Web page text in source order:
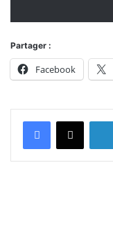
Partager :
Facebook